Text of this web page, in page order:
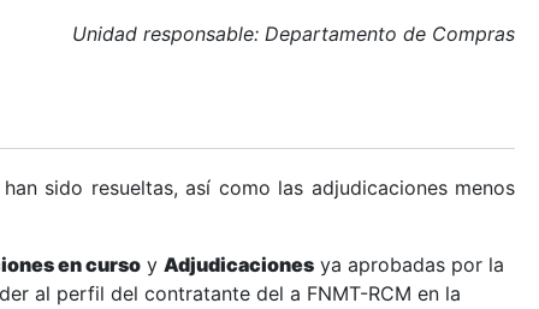
Unidad responsable: Departamento de Compras
sido resueltas, así como las adjudicaciones menos
en curso y Adjudicaciones ya aprobadas por la
al perfil del contratante del a FNMT-RCM en la